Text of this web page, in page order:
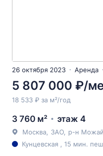
26 октября 2023 Аренда
5 807 000 ₽/
18 533 ₽ за м²/год
3 760 м² этаж 4
Москва ЗАО р-н
Кунцевская , 15 мин.